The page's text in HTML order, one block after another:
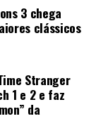
3 chega
clássicos
Stranger
1 e 2 e faz
da